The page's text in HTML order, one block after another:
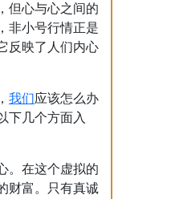
但心与心之间的
非小号行情正是
反映了人们内心
我们应该怎么办
下几个方面入
。在这个虚拟的
财富。只有真诚